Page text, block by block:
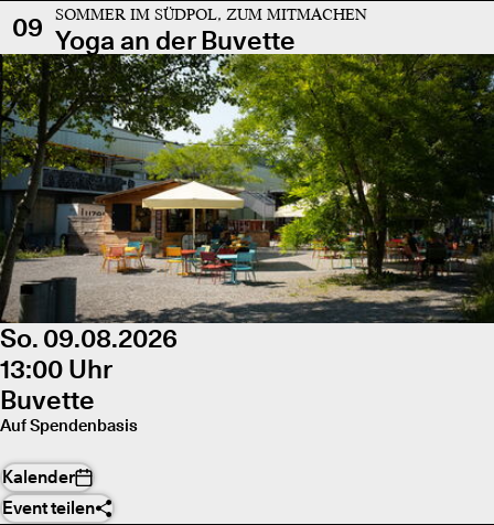
09
SOMMER IM SÜDPOL, ZUM MITMACHEN
Yoga an der Buvette
So. 09.08.2026
13:00 Uhr
Buvette
Auf Spendenbasis
Kalender
Event teilen